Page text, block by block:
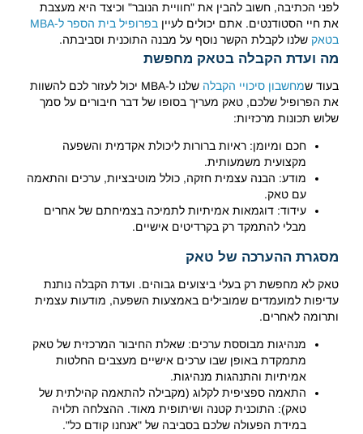
לפני הכתיבה, חשוב להבין את "חוויית הנובר" וכיצד היא מעצבת
את חיי הסטודנטים. אתם יכולים לעיין
בפרופיל בית הספר ל-MBA
בטאקשלנו לקבלת הקשר נוסף על מבנה התוכנית וסביבתה.
מה ועדת הקבלה בטאק מחפשת
בעוד שמחשבון סיכויי הקבלה
שלנו ל-MBA יכול לעזור לכם להשוות
את הפרופיל שלכם, טאק מעריך בסופו של דבר חיבורים על סמך
שלוש תכונות מרכזיות:
חכם ומיומן: ראיות ברורות ליכולת אקדמית והשפעה
מקצועית משמעותית.
מודע: הבנה עצמית חזקה, כולל מוטיבציות, ערכים והתאמה
עם טאק.
עידוד: דוגמאות אמיתיות לתמיכה בצמיחתם של אחרים
מבלי להתמקד רק בקרדיטים אישיים.
מסגרת ההערכה של טאק
טאק לא מחפשת רק בעלי ביצועים גבוהים. ועדת הקבלה נותנת
עדיפות למועמדים שמובילים באמצעות השפעה, מודעות עצמית
ותרומה לאחרים.
מנהיגות מבוססת ערכים: שאלת החיבור המרכזית של טאק
מתמקדת באופן שבו ערכים אישיים מעצבים החלטות
אמיתיות והתנהגות מנהיגות.
התאמה ספציפית לקלוג (מקבילה להתאמה קהילתית של
טאק): התוכנית קטנה ושיתופית מאוד. ההצלחה תלויה
במידת הפעולה שלכם בסביבה של "אנחנו קודם כל".